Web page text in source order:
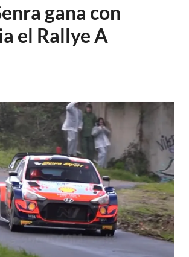
gana con
el Rallye A